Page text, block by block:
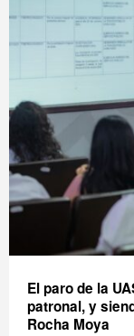
El paro de la
patronal, y
Rocha Moya